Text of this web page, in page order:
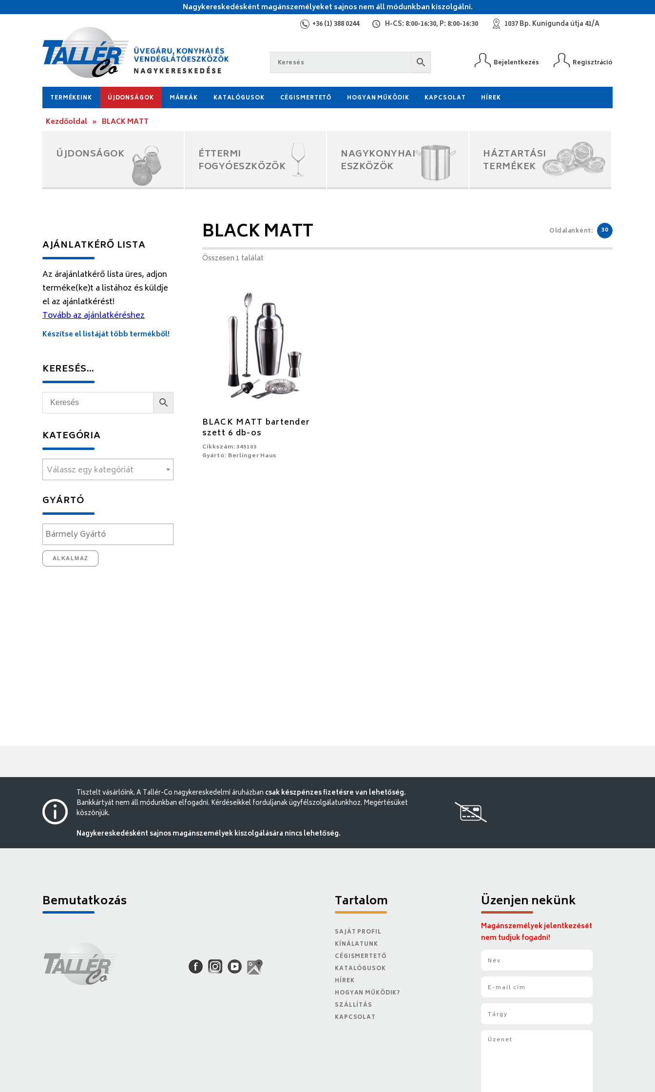
Nagykereskedésként magánszemélyeket sajnos nem áll módunkban kiszolgálni.
+36 (1) 388 0244 H-CS: 8:00-16:30, P: 8:00-16:30 1037 Bp. Kunigunda útja 41/A
Bejelentkezés Regisztráció
TERMÉKEINK ÚJDONSÁGOK MÁRKÁK KATALÓGUSOK CÉGISMERTETŐ HOGYAN MŰKÖDIK KAPCSOLAT HÍREK
Kezdőoldal » BLACK MATT
ÚJDONSÁGOK
ÉTTERMI
FOGYÓESZKÖZÖK
NAGYKONYHAI
ESZKÖZÖK
HÁZTARTÁSI
TERMÉKEK
AJÁNLATKÉRŐ LISTA
Az árajánlatkérő lista üres, adjon
terméke(ke)t a listához és küldje
el az ajánlatkérést!
Tovább az ajánlatkéréshez
Készítse el listáját több termékből!
KERESÉS…
KATEGÓRIA
Válassz egy kategóriát
GYÁRTÓ
ALKALMAZ
BLACK MATT Oldalanként: 30
Összesen 1 találat
BLACK MATT bartender
szett 6 db-os
Cikkszám: 345103
Gyártó: Berlinger Haus
Tisztelt vásárlóink. A Tallér-Co nagykereskedelmi áruházban csak készpénzes fizetésre van lehetőség.
Bankkártyát nem áll módunkban elfogadni. Kérdéseikkel forduljanak ügyfélszolgálatunkhoz. Megértésüket
köszönjük.
Nagykereskedésként sajnos magánszemélyek kiszolgálására nincs lehetőség.
Bemutatkozás Tartalom
SAJÁT PROFIL
KÍNÁLATUNK
CÉGISMERTETŐ
KATALÓGUSOK
HÍREK
HOGYAN MŰKÖDIK?
SZÁLLÍTÁS
KAPCSOLAT
Üzenjen nekünk
Magánszemélyek jelentkezését
nem tudjuk fogadni!